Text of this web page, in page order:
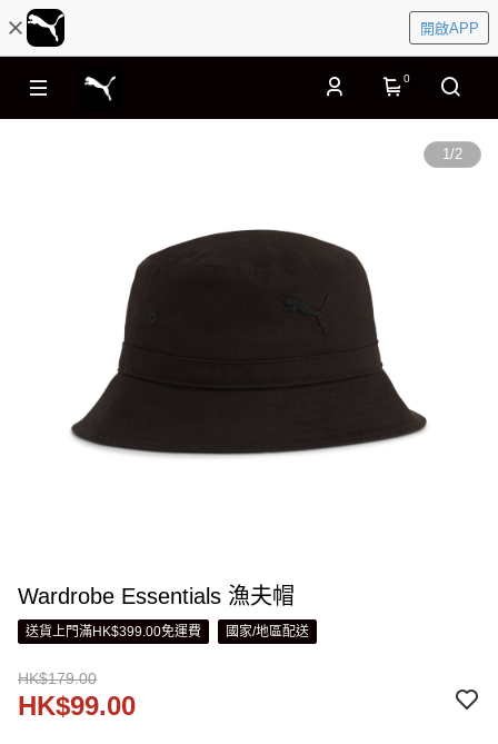
開啟APP
0
1/2
Wardrobe Essentials 漁夫帽
送貨上門滿HK$399.00免運費 國家/地區配送
HK$179.00
HK$99.00